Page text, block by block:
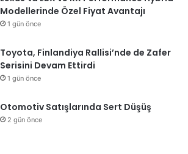
Modellerinde Özel Fiyat Avantajı
1 gün önce
Toyota, Finlandiya Rallisi’nde de Zafer
Serisini Devam Ettirdi
1 gün önce
Otomotiv Satışlarında Sert Düşüş
2 gün önce